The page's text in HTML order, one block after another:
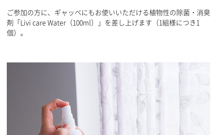
ご参加の方に、ギャッベにもお使いいただける植物性の除菌・消臭
剤「Livi care Water（100ml）」を差し上げます（1組様につき1
個）。